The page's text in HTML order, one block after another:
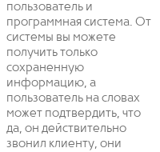
пользователь и
программная система. От
системы вы можете
получить только
сохраненную
информацию, а
пользователь на словах
может подтвердить, что
да, он действительно
звонил клиенту, они